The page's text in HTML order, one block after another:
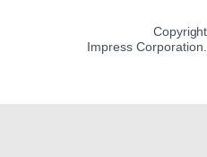
Impress